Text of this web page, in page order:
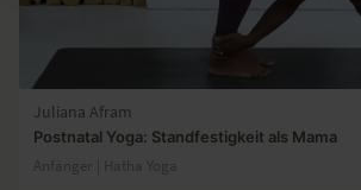
Juliana Afram
Postnatal Yoga: Standfestigkeit als Mama
Anfänger | Hatha Yoga